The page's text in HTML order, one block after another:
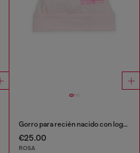
Gorro para recién nacido con logo doodle estampado
€25.00
ROSA